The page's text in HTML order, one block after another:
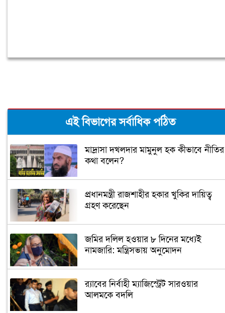
এই বিভাগের সর্বাধিক পঠিত
মাদ্রাসা দখলদার মামুনুল হক কীভাবে নীতির
কথা বলেন?
প্রধানমন্ত্রী রাজশাহীর হকার খুকির দায়িত্ব
গ্রহণ করেছেন
জমির দলিল হওয়ার ৮ দিনের মধ্যেই
নামজারি: মন্ত্রিসভায় অনুমোদন
র‌্যাবের নির্বাহী ম্যাজিস্ট্রেট সারওয়ার
আলমকে বদলি